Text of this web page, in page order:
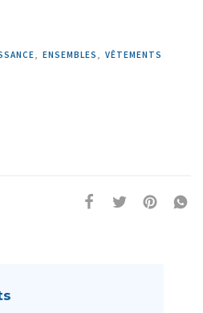
, ENSEMBLES , VÊTEMENTS